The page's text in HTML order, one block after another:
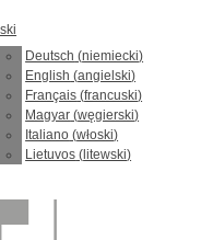
Deutsch (niemiecki)
English (angielski)
Français (francuski)
Magyar (węgierski)
Italiano (włoski)
Lietuvos ( litewski)